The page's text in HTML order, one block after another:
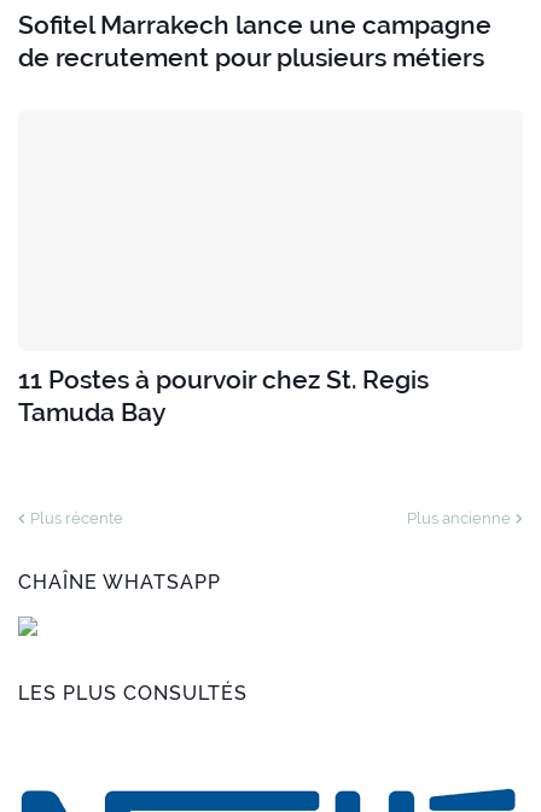
Sofitel Marrakech lance une campagne
de recrutement pour plusieurs métiers
11 Postes à pourvoir chez St. Regis
Tamuda Bay
Plus récente Plus ancienne
CHAÎNE WHATSAPP
LES PLUS CONSULTÉS